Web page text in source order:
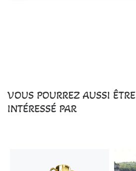
VOUS POURREZ AUSSI ÊTRE
INTÉRESSÉ PAR